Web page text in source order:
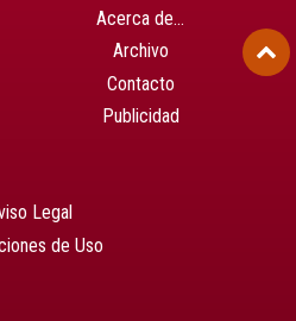
Acerca de…
Archivo
Contacto
Publicidad
Legal
de Uso